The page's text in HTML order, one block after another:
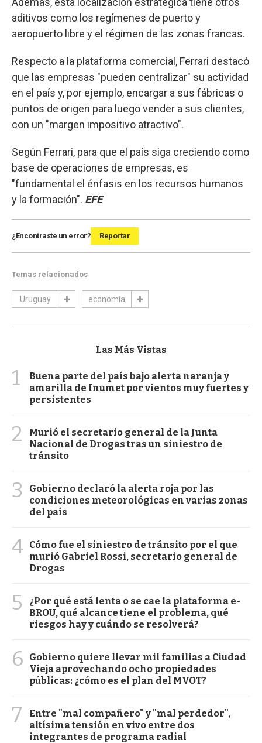
aditivos como los regímenes de puerto y
aeropuerto libre y el régimen de las zonas francas.
Respecto a la plataforma comercial, Ferrari destacó
que las empresas "pueden centralizar" su actividad
en el país y, por ejemplo, encargar a sus fábricas o
puntos de origen para luego vender a sus clientes,
con un "margen impositivo atractivo".
Según Ferrari, para que el país siga creciendo como
base de operaciones de empresas, es
"fundamental el énfasis en los recursos humanos
y la formación". EFE
¿Encontraste un error? Reportar
Temas relacionados
Uruguay economía
Las Más Vistas
1
Buena parte del país bajo alerta naranja y
amarilla de Inumet por vientos muy fuertes y
persistentes
2
Murió el secretario general de la Junta
Nacional de Drogas tras un siniestro de
tránsito
3
Gobierno declaró la alerta roja por las
condiciones meteorológicas en varias zonas
del país
4 Cómo fue el siniestro de tránsito por el que
murió Gabriel Rossi, secretario general de
Drogas
5
¿Por qué está lenta o se cae la plataforma e-
BROU, qué alcance tiene el problema, qué
riesgos hay y cuándo se resolverá?
6
Gobierno quiere llevar mil familias a Ciudad
Vieja aprovechando ocho propiedades
públicas: ¿cómo es el plan del MVOT?
7
Entre "mal compañero" y "mal perdedor",
altísima tensión en vivo entre dos
integrantes de programa radial